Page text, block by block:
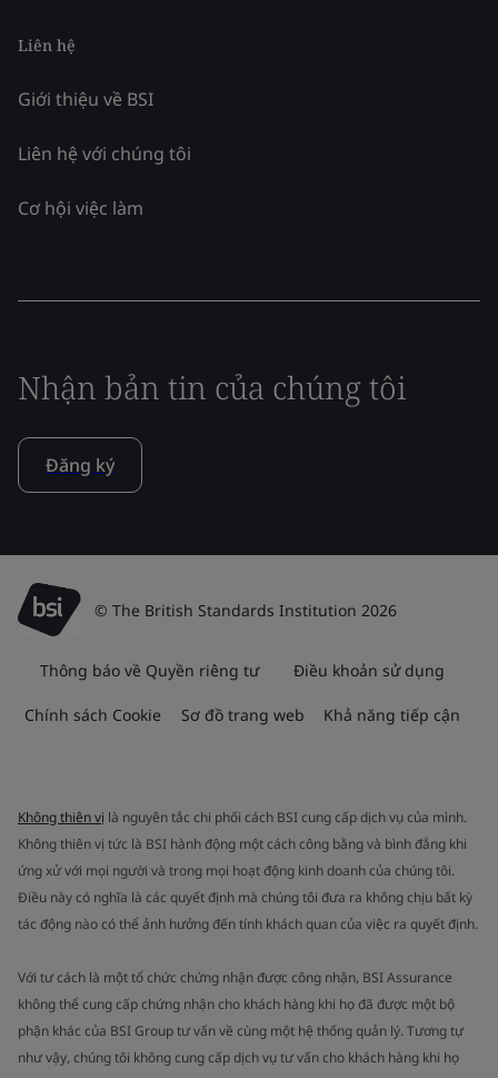
Liên hệ
Giới thiệu về BSI
Liên hệ với chúng tôi
Cơ hội việc làm
Nhận bản tin của chúng tôi
Đăng ký
© The British Standards Institution 2026
Thông báo về Quyền riêng tư Điều khoản sử dụng
Chính sách Cookie Sơ đồ trang web Khả năng tiếp cận
Không thiên vị là nguyên tắc chi phối cách BSI cung cấp dịch vụ của mình.
Không thiên vị tức là BSI hành động một cách công bằng và bình đẳng khi
ứng xử với mọi người và trong mọi hoạt động kinh doanh của chúng tôi.
Điều này có nghĩa là các quyết định mà chúng tôi đưa ra không chịu bất kỳ
tác động nào có thể ảnh hưởng đến tính khách quan của việc ra quyết định.
Với tư cách là một tổ chức chứng nhận được công nhận, BSI Assurance
không thể cung cấp chứng nhận cho khách hàng khi họ đã được một bộ
phận khác của BSI Group tư vấn về cùng một hệ thống quản lý. Tương tự
như vậy, chúng tôi không cung cấp dịch vụ tư vấn cho khách hàng khi họ